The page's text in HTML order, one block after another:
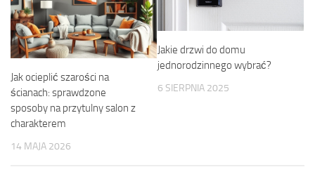
Jak ocieplić szarości na
ścianach: sprawdzone
sposoby na przytulny salon z
charakterem
14 MAJA 2026
Jakie drzwi do domu
jednorodzinnego wybrać?
6 SIERPNIA 2025